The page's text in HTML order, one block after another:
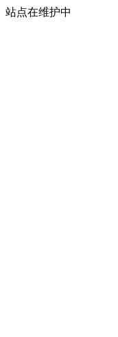
站点在维护中